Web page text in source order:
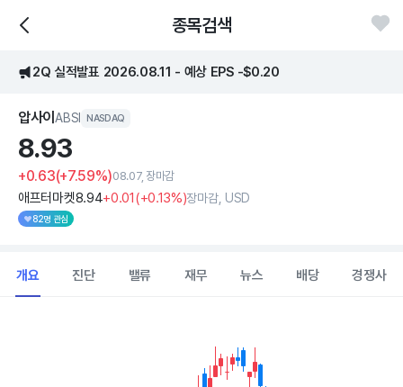
종목검색
2Q 실적발표 2026.08.11 - 예상 EPS -$0.20
압사이ABSI NASDAQ
8.93
+0.63(+7.59%)08.07, 장마감
애프터마켓8.94+0.01(+0.13%)장마감, USD
82명 관심
개요 진단 밸류 재무 뉴스 배당 경쟁사
The chart has 1 X axis displaying Time. Data ranges from
The chart has 1 Y axis displaying values. Data ranges from 4.49